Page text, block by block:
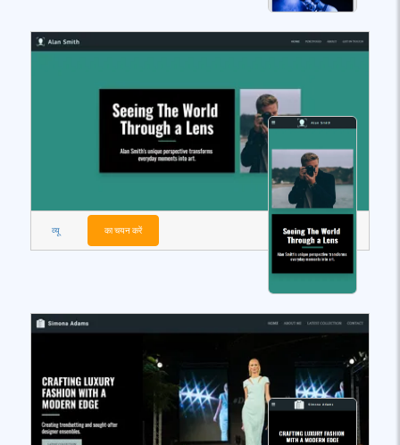
व्यू का चयन करें